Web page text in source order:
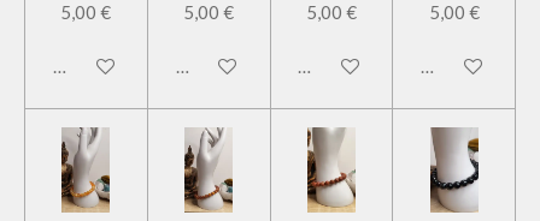
5,00 €
Ajouter au panier
5,00 €
Ajouter au panier
5,00 €
Ajouter au panier
5,00 €
Ajouter au